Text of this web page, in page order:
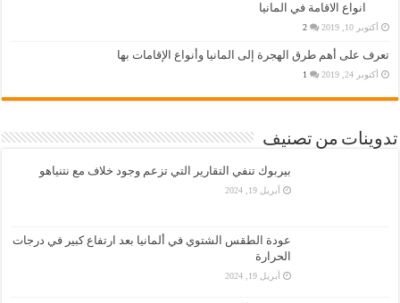
انواع الاقامة في المانيا
أكتوبر 10, 2019 2
تعرف على أهم طرق الهجرة إلى المانيا وأنواع الإقامات بها
أكتوبر 24, 2019 1
تدوينات من تصنيف
بيربوك تنفي التقارير التي تزعم وجود خلاف مع نتنياهو
أبريل 19, 2024
عودة الطقس الشتوي في ألمانيا بعد ارتفاع كبير في درجات
الحرارة
أبريل 19, 2024